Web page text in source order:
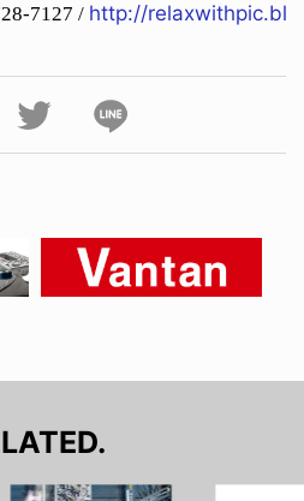
7127 / http://relaxwithpic.bl